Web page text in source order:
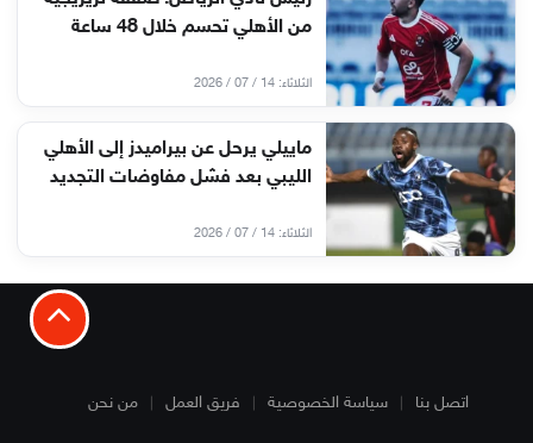
من الأهلي تحسم خلال 48 ساعة
الثلاثاء: 14 / 07 / 2026
ماييلي يرحل عن بيراميدز إلى الأهلي
الليبي بعد فشل مفاوضات التجديد
الثلاثاء: 14 / 07 / 2026
اتصل بنا سياسة الخصوصية فريق العمل من نحن